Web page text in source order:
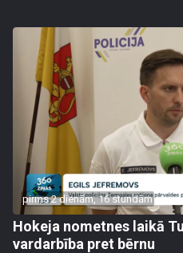
pirms 2 dienām, 16 stundām
Hokeja nometnes laikā
vardarbība pret bērnu